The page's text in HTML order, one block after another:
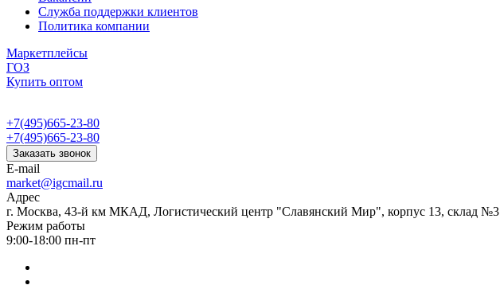
Служба поддержки клиентов
Политика компании
Маркетплейсы
ГОЗ
Купить оптом
+7(495)665-23-80
+7(495)665-23-80
Заказать звонок
E-mail
market@igcmail.ru
Адрес
г. Москва, 43-й км МКАД, Логистический центр "Славянский Мир", корпус 13, склад №3
Режим работы
9:00-18:00 пн-пт